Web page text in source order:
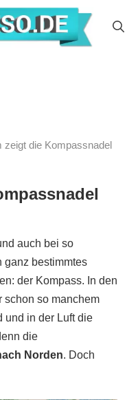
zeigt die Kompassnadel
auch bei so
ganz bestimmtes
der Kompass. In den
schon so manchem
und in der Luft die
die
Norden. Doch